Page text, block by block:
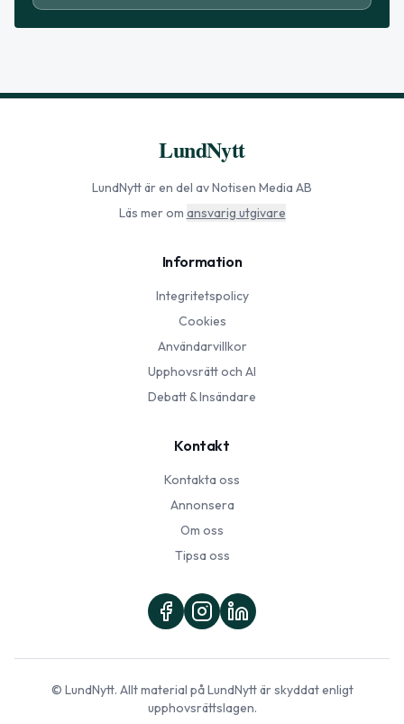
LundNytt
LundNyttär en del av Notisen Media AB
Läs mer om ansvarig utgivare
Information
Integritetspolicy
Cookies
Användarvillkor
Upphovsrätt och AI
Debatt & Insändare
Kontakt
Kontakta oss
Annonsera
Om oss
Tipsa oss
© LundNytt. Allt material påLundNyttär skyddat enligt
upphovsrättslagen.